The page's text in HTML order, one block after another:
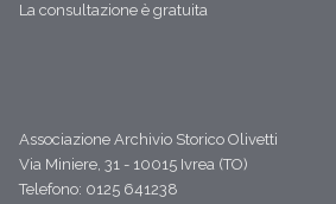
La consultazione è gratuita
Associazione Archivio Storico Olivetti
Via Miniere, 31 - 10015 Ivrea (TO)
Telefono: 0125 641238